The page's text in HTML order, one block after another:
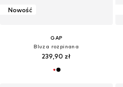
Nowość
GAP
Bluza rozpinana
239,90 zł